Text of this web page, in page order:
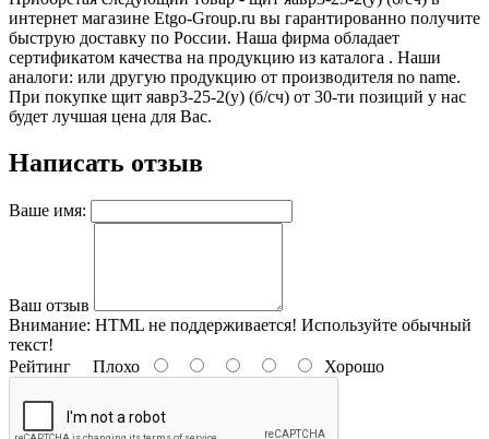
интернет магазине Etgo-Group.ru вы гарантированно получите
быструю доставку по России. Наша фирма обладает
сертификатом качества на продукцию из каталога . Наши
аналоги: или другую продукцию от производителя no name.
При покупке щит яавр3-25-2(у) (б/сч) от 30-ти позиций у нас
будет лучшая цена для Вас.
Написать отзыв
Ваше имя:
Ваш отзыв
Внимание: HTML не поддерживается! Используйте обычный
текст!
Рейтинг Плохо Хорошо